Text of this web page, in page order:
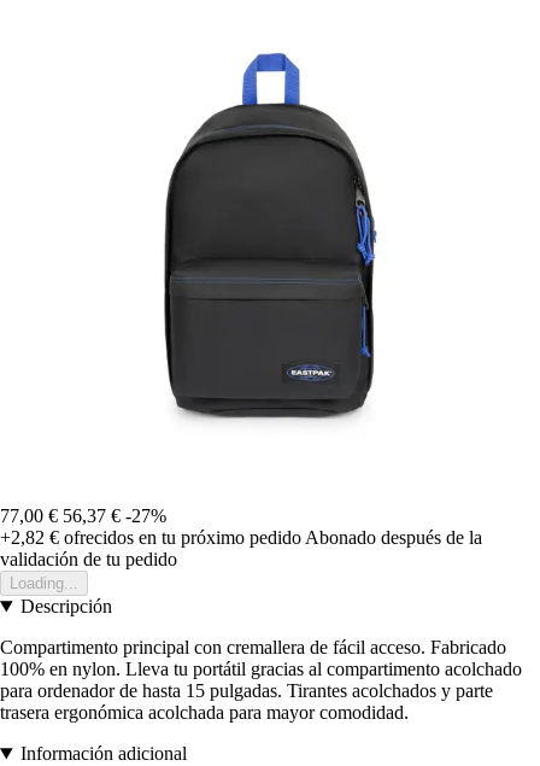
77,00 € 56,37 € -27%
+2,82 € ofrecidos en tu próximo pedido Abonado después de la
validación de tu pedido
Loading...
Descripción
Compartimento principal con cremallera de fácil acceso. Fabricado
100% en nylon. Lleva tu portátil gracias al compartimento acolchado
para ordenador de hasta 15 pulgadas. Tirantes acolchados y parte
trasera ergonómica acolchada para mayor comodidad.
Información adicional